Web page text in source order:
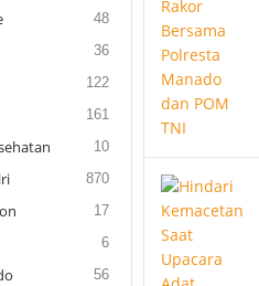
48
36
122
161
10
870
17
6
56